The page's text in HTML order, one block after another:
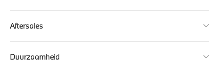
Aftersales
Duurzaamheid